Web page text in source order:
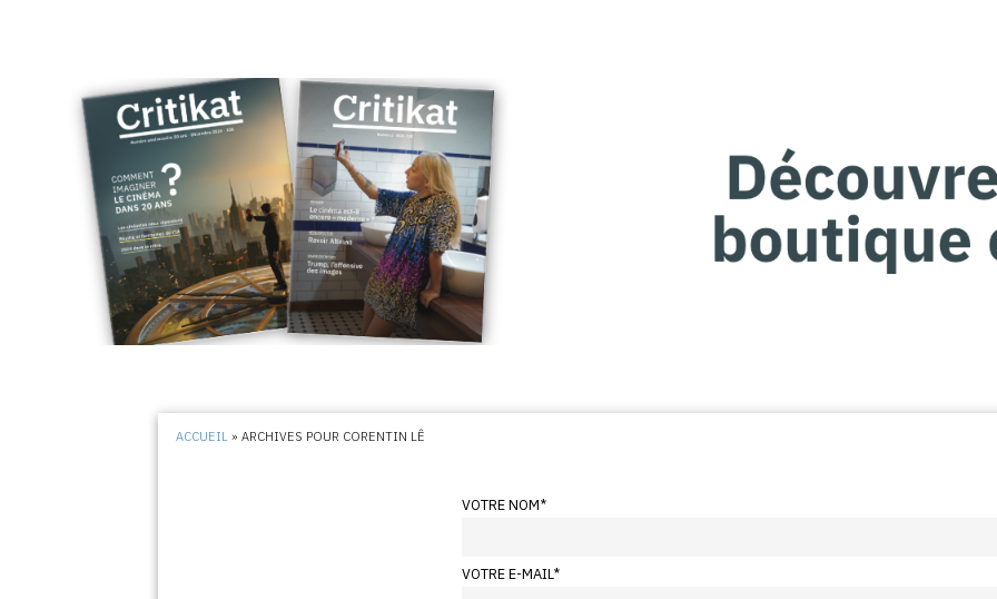
ACCUEIL »ARCHIVES POUR CORENTIN LÊ
VOTRE NOM*
VOTRE E-MAIL*